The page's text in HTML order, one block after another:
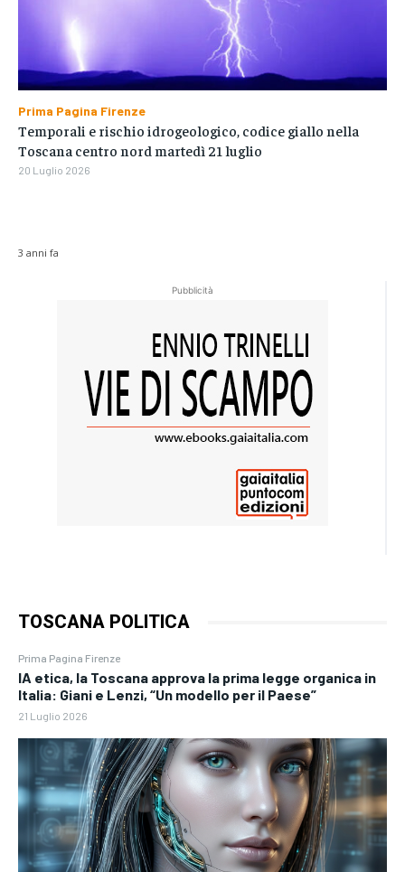
Pubblicità
TOSCANA POLITICA
Prima Pagina Firenze
IA etica, la Toscana approva la prima legge organica in
Italia: Giani e Lenzi, “Un modello per il Paese”
21 Luglio 2026
3 anni fa
Prima Pagina Firenze
Temporali e rischio idrogeologico, codice giallo nella
Toscana centro nord martedì 21 luglio
20 Luglio 2026